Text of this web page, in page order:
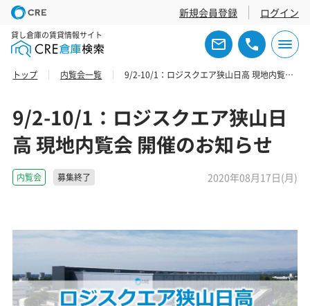
新規会員登録 ログイン
貸し倉庫の賃貸情報サイト
トップ 内覧会一覧 9/2-10/1：ロジスクエア狭山日高 現地内覧会 開催のお知らせ
9/2-10/1：ロジスクエア狭山日
高 現地内覧会 開催のお知らせ
内覧会 募集終了 2020年08月17日(月)